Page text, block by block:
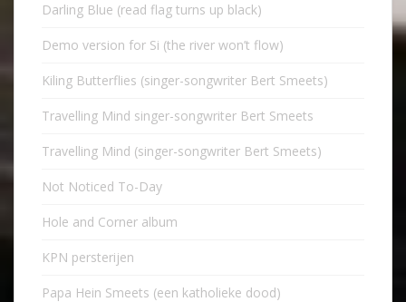
Darling Blue (read flag turns up black)
Demo version for Si (the river won’t flow)
Kiling Butterflies (singer-songwriter Bert Smeets)
Travelling Mind singer-songwriter Bert Smeets
Travelling Mind (singer-songwriter Bert Smeets)
Not Noticed To-Day
Hole and Corner album
KPN persterijen
Papa Hein Smeets (een katholieke dood)